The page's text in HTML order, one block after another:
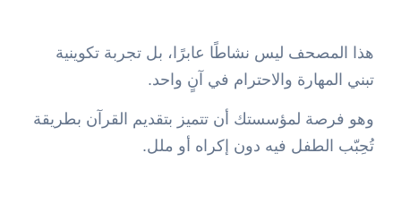
هذا المصحف ليس نشاطًا عابرًا، بل تجربة تكوينية
تبني المهارة والاحترام في آنٍ واحد.
وهو فرصة لمؤسستك أن تتميز بتقديم القرآن بطريقة
تُحِبّب الطفل فيه دون إكراه أو ملل.